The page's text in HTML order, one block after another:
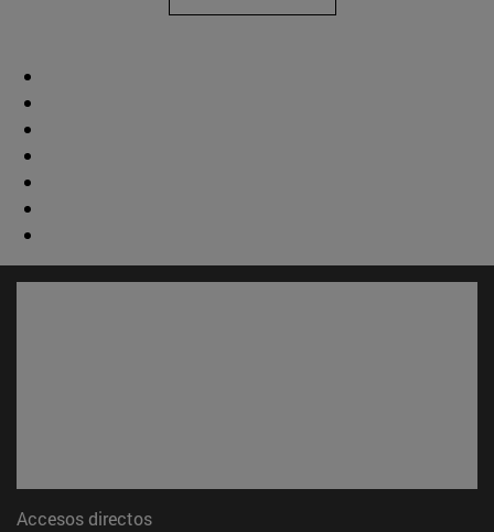
Accesos directos